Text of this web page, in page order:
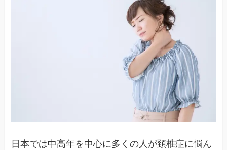
日本では中高年を中心に多くの人が頚椎症に悩ん